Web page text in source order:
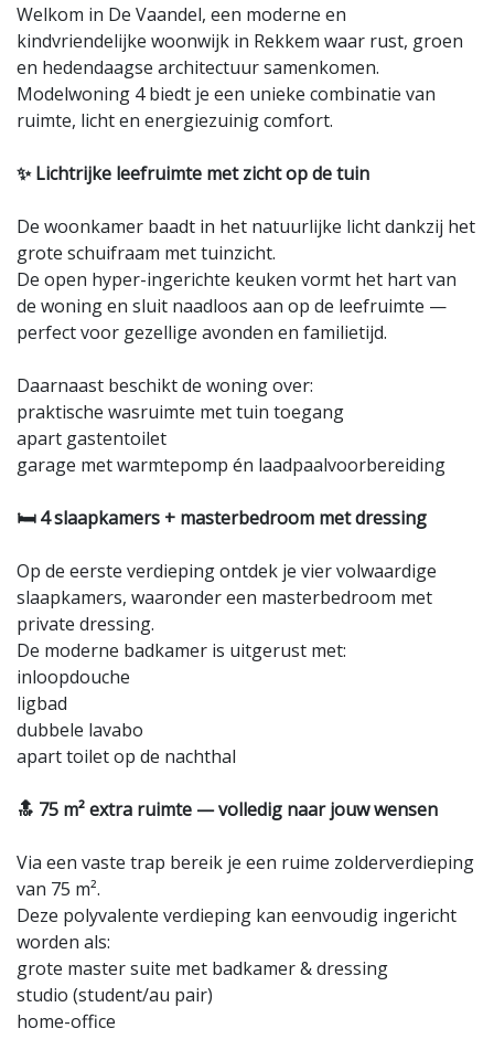
Welkom in De Vaandel, een moderne en
kindvriendelijke woonwijk in Rekkem waar rust, groen
en hedendaagse architectuur samenkomen.
Modelwoning 4 biedt je een unieke combinatie van
ruimte, licht en energiezuinig comfort.
✨ Lichtrijke leefruimte met zicht op de tuin
De woonkamer baadt in het natuurlijke licht dankzij het
grote schuifraam met tuinzicht.
De open hyper-ingerichte keuken vormt het hart van
de woning en sluit naadloos aan op de leefruimte —
perfect voor gezellige avonden en familietijd.
Daarnaast beschikt de woning over:
praktische wasruimte met tuin toegang
apart gastentoilet
garage met warmtepomp én laadpaalvoorbereiding
🛏️ 4 slaapkamers + masterbedroom met dressing
Op de eerste verdieping ontdek je vier volwaardige
slaapkamers, waaronder een masterbedroom met
private dressing.
De moderne badkamer is uitgerust met:
inloopdouche
ligbad
dubbele lavabo
apart toilet op de nachthal
🔝 75 m² extra ruimte — volledig naar jouw wensen
Via een vaste trap bereik je een ruime zolderverdieping
van 75 m².
Deze polyvalente verdieping kan eenvoudig ingericht
worden als:
grote master suite met badkamer & dressing
studio (student/au pair)
home-office